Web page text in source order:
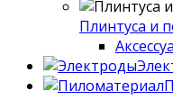
Плинтуса и